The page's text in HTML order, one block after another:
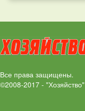
Все права защищены.
©2008-2017 - "Хозяйство"